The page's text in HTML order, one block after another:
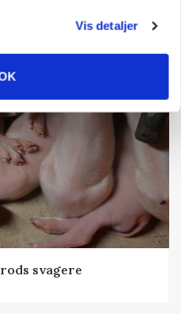
Vis detaljer
er efterårets største
svagere